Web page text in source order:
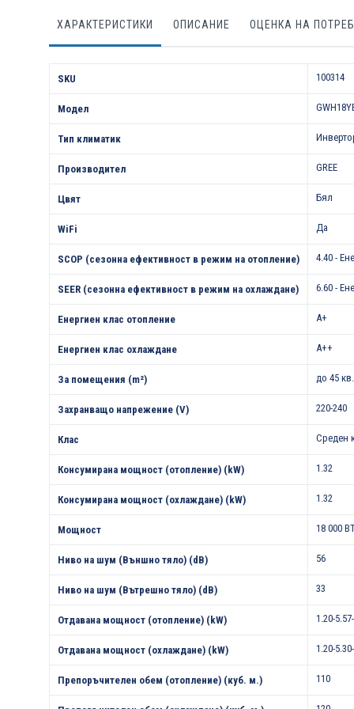
ХАРАКТЕРИСТИКИ ОПИСАНИЕ ОЦЕНКА НА
SKU
100314
Модел
Тип климатик
Производител GREE
Цвят Бял
WiFi Да
SCOP (сезонна ефективност в режим на отопление) 4.40 -
SEER (сезонна ефективност в режим на охлаждане) 6.60 -
Енергиен клас отопление A+
Енергиен клас охлаждане A++
За помещения (m²) до 45
Захранващо напрежение (V) 220-240
Клас Среден
Консумирана мощност (отопление) (kW) 1.32
Консумирана мощност (охлаждане) (kW) 1.32
Мощност 18 000
Ниво на шум (Външно тяло) (dB) 56
Ниво на шум (Вътрешно тяло) (dB) 33
Отдавана мощност (отопление) (kW) 1.20-
Отдавана мощност (охлаждане) (kW) 1.20-
Препоръчителен обем (отопление) (куб. м.) 110